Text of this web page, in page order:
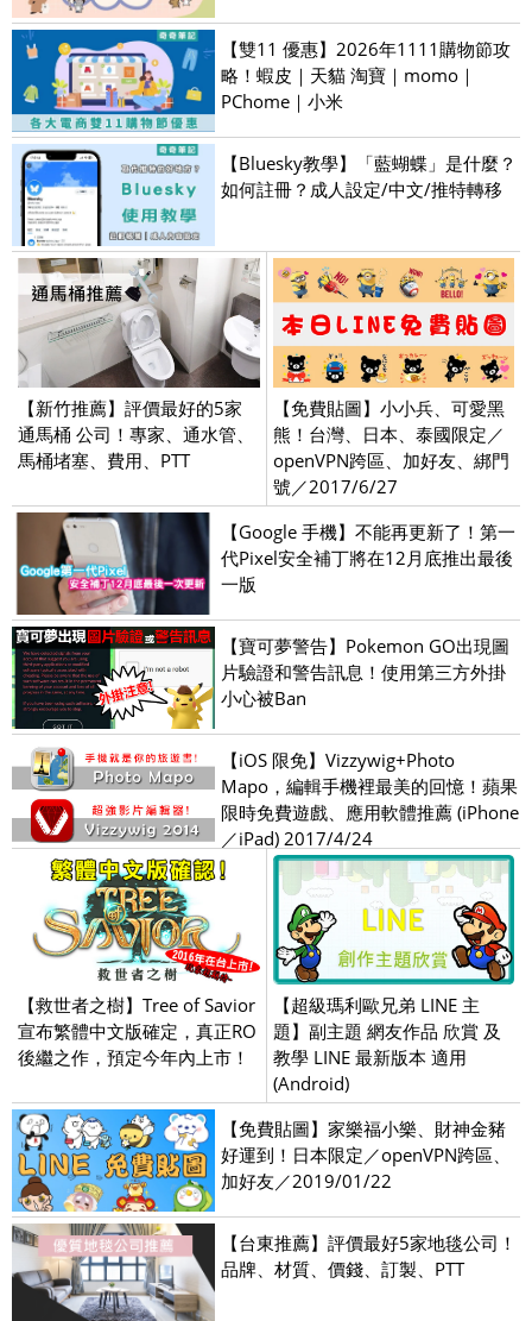
【雙11 優惠】2026年1111購物節攻
略！蝦皮｜天貓 淘寶｜momo｜
PChome｜小米
【Bluesky教學】「藍蝴蝶」是什麼？
如何註冊？成人設定/中文/推特轉移
【新竹推薦】評價最好的5家
通馬桶 公司！專家、通水管、
馬桶堵塞、費用、PTT
【免費貼圖】小小兵、可愛黑
熊！台灣、日本、泰國限定／
openVPN跨區、加好友、綁門
號／2017/6/27
【Google 手機】不能再更新了！第一
代Pixel安全補丁將在12月底推出最後
一版
【寶可夢警告】Pokemon GO出現圖
片驗證和警告訊息！使用第三方外掛
小心被Ban
【iOS 限免】Vizzywig+Photo
Mapo，編輯手機裡最美的回憶！蘋果
限時免費遊戲、應用軟體推薦 (iPhone
／iPad) 2017/4/24
【救世者之樹】Tree of Savior
宣布繁體中文版確定，真正RO
後繼之作，預定今年內上市！
【超級瑪利歐兄弟 LINE 主
題】副主題 網友作品 欣賞 及
教學 LINE 最新版本 適用
(Android)
【免費貼圖】家樂福小樂、財神金豬
好運到！日本限定／openVPN跨區、
加好友／2019/01/22
【台東推薦】評價最好5家地毯公司！
品牌、材質、價錢、訂製、PTT